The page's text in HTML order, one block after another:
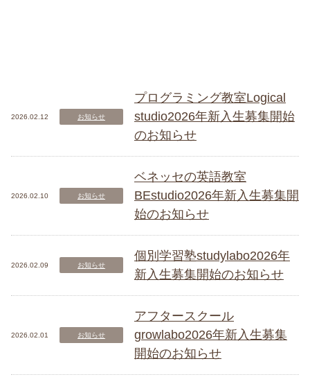
2026.02.12 お知らせ
プログラミング教室Logical
studio2026年新入生募集開始
のお知らせ
2026.02.10 お知らせ
ベネッセの英語教室
BEstudio2026年新入生募集開
始のお知らせ
2026.02.09 お知らせ
個別学習塾studylabo2026年
新入生募集開始のお知らせ
2026.02.01 お知らせ
アフタースクール
growlabo2026年新入生募集
開始のお知らせ